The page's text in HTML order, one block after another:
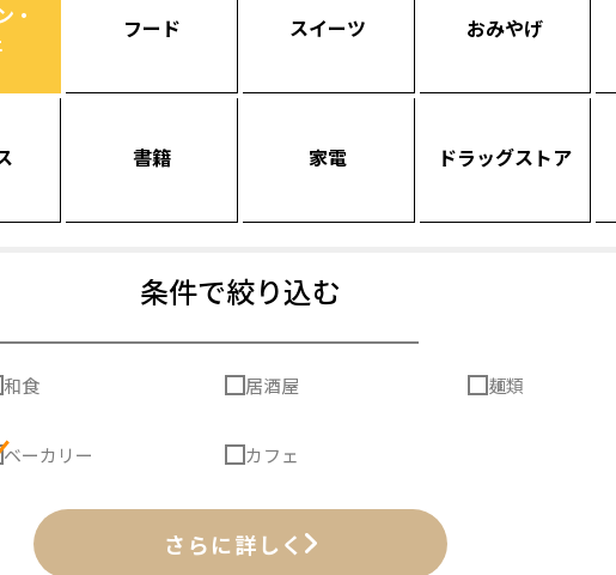
・
フード スイーツ おみやげ
書籍 家電 ドラッグストア
条件で絞り込む
和食 居酒屋 麺類
ベーカリー カフェ
さらに詳しく